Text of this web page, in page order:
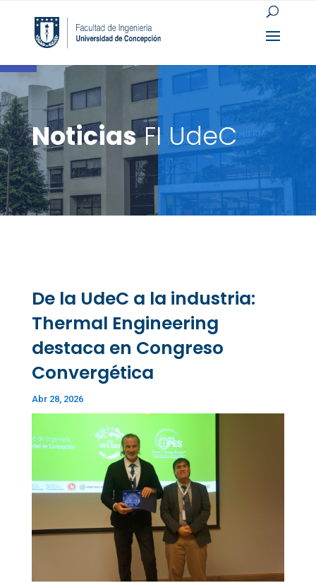
Open toolbar
NoticiasFI UdeC
De la UdeC a la industria:
Thermal Engineering
destaca en Congreso
Convergética
Abr 28, 2026